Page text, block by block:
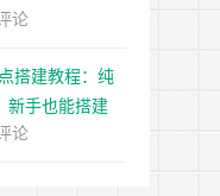
论
搭建教程：纯
新手也能搭建
论